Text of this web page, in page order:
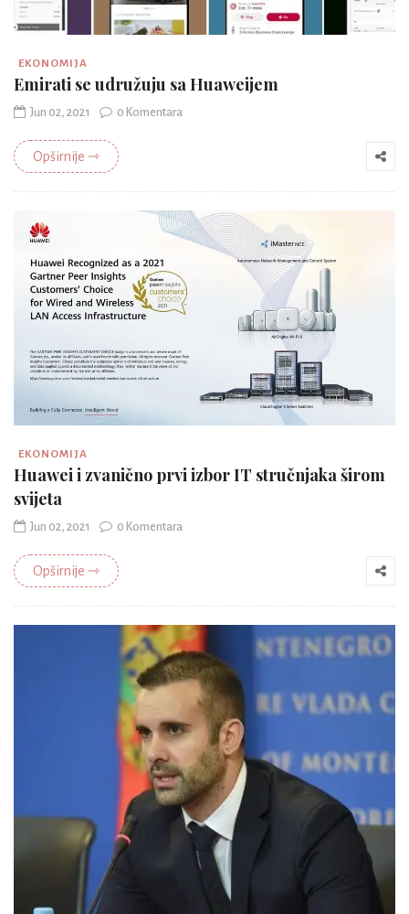
EKONOMIJA
Emirati se udružuju sa Huaweijem
Jun 02, 2021 0 Komentara
Opširnije ⇾
EKONOMIJA
Huawei i zvanično prvi izbor IT stručnjaka širom
svijeta
Jun 02, 2021 0 Komentara
Opširnije ⇾